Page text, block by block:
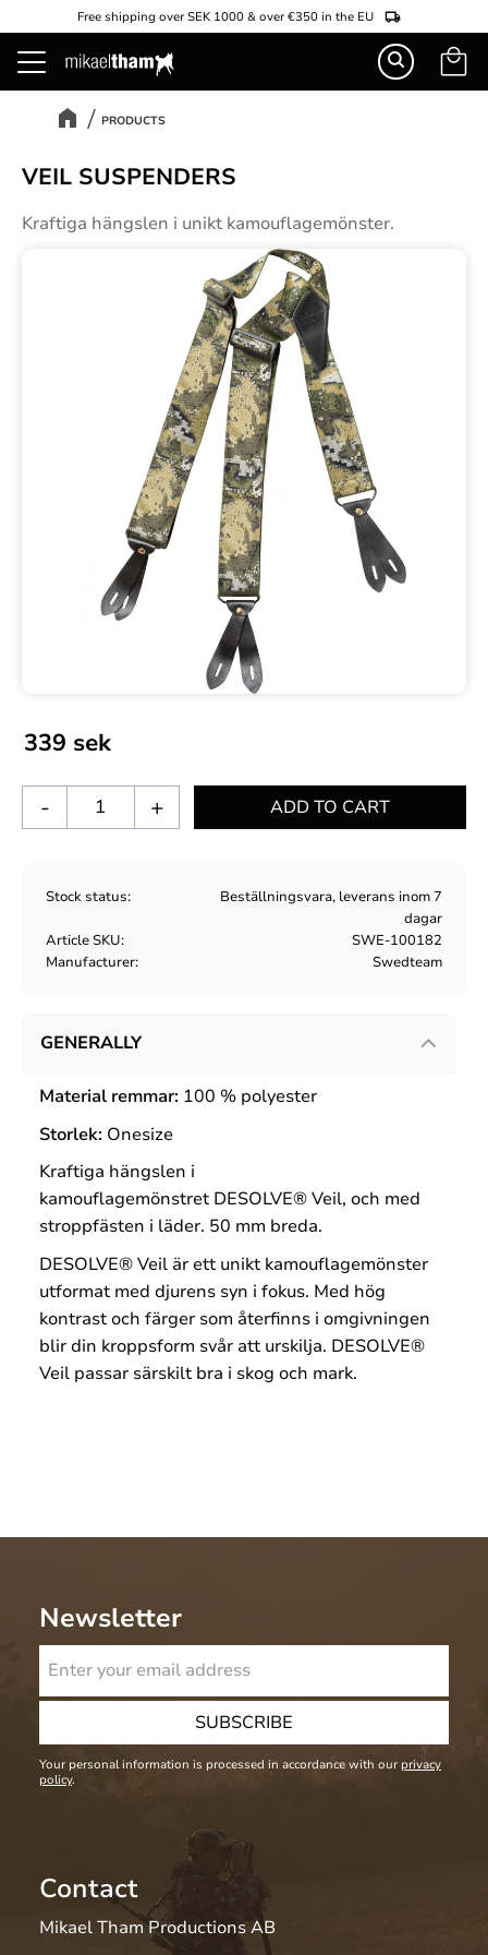
Menu
Free shipping over SEK 1000 & over €350 in the EU
Basket
PRODUCTS
VEIL SUSPENDERS
Kraftiga hängslen i unikt kamouflagemönster.
339 sek
+
-
Stock status
Beställningsvara, leverans inom 7
dagar
Article SKU
SWE-100182
Manufacturer
Swedteam
GENERALLY
Material remmar: 100 % polyester
Storlek: Onesize
Kraftiga hängslen i
kamouflagemönstret DESOLVE® Veil, och med
stroppfästen i läder. 50 mm breda.
DESOLVE® Veil är ett unikt kamouflagemönster
utformat med djurens syn i fokus. Med hög
kontrast och färger som återfinns i omgivningen
blir din kroppsform svår att urskilja. DESOLVE®
Veil passar särskilt bra i skog och mark.
Newsletter
SUBSCRIBE
Your personal information is processed in accordance with our privacy
policy.
Contact
Mikael Tham Productions AB